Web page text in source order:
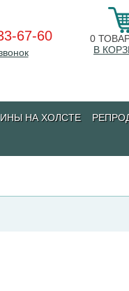
67-60 0
В
НА ХОЛСТЕ